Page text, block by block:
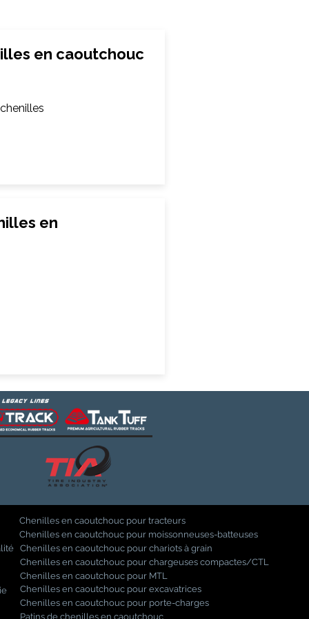
en caoutchouc
en
Chenilles en caoutchouc pour tracteurs
Chenilles en caoutchouc pour moissonneuses-batteuses
Chenilles en caoutchouc pour chariots à grain
Chenilles en caoutchouc pour chargeuses compactes/CTL
Chenilles en caoutchouc pour MTL
Chenilles en caoutchouc pour excavatrices
Chenilles en caoutchouc pour porte-charges
Patins de chenilles en caoutchouc